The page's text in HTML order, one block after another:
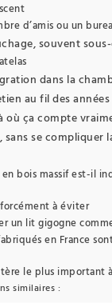
d’amis ou un
souvent
dans la
au fil des années
où ça compte
sans se compliquer
bois massif est-il
à éviter
un lit gigogne
en France
le plus important
similaires :